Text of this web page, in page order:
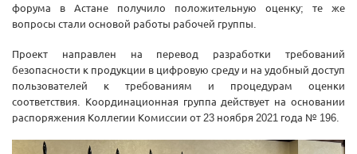
форума в Астане получило положительную оценку; те же
вопросы стали основой работы рабочей группы.
Проект направлен на перевод разработки требований
безопасности к продукции в цифровую среду и на удобный доступ
пользователей к требованиям и процедурам оценки
соответствия. Координационная группа действует на основании
распоряжения Коллегии Комиссии от 23 ноября 2021 года № 196.